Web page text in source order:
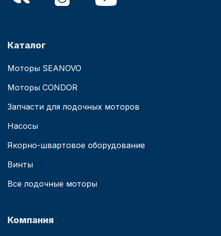
Каталог
Моторы SEANOVO
Моторы CONDOR
Запчасти для лодочных моторов
Насосы
Якорно-швартовое оборудование
Винты
Все лодочные моторы
Компания